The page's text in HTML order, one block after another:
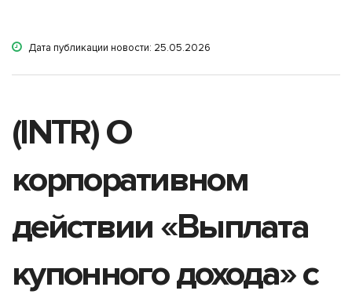
Дата публикации новости: 25.05.2026
(INTR) О
корпоративном
действии «Выплата
купонного дохода» с